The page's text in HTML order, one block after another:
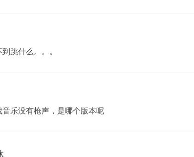
跳什么。。。
音乐没有枪声，是哪个版本呢
.